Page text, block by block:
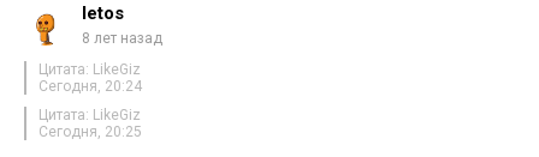
letos
8 лет назад
Цитата: LikeGiz
Сегодня, 20:24
Цитата: LikeGiz
Сегодня, 20:25